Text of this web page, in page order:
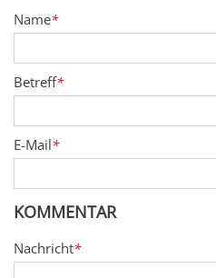
Name*
Betreff*
E-Mail*
KOMMENTAR
Nachricht*